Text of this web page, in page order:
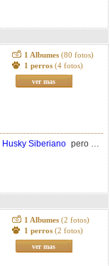
1 Albumes (80 fotos)
1 perros (4 fotos)
ver mas
Husky Siberianopero me
1 Albumes (2 fotos)
1 perros (2 fotos)
ver mas